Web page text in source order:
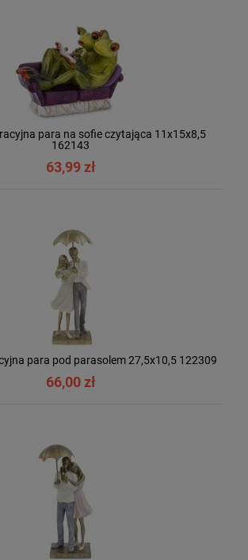
para na sofie czytająca 11x15x8,5
162143
63,99 zł
para pod parasolem 27,5x10,5 122309
66,00 zł